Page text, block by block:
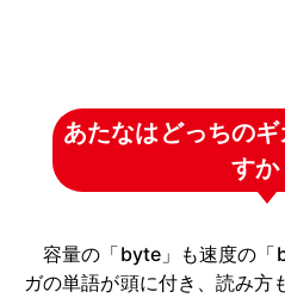
あたなはどっちの
すか
容量の「byte」も速度の「
ガの単語が頭に付き、読み方